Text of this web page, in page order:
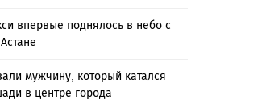
впервые поднялось в небо с
мужчину, который катался
в центре города